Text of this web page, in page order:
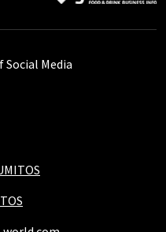
Social Media